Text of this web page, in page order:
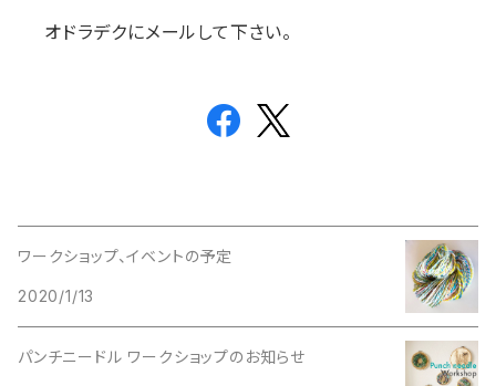
オドラデクにメールして下さい。
ワークショップ、イベントの予定
2020/1/13
パンチニードル ワークショップのお知らせ